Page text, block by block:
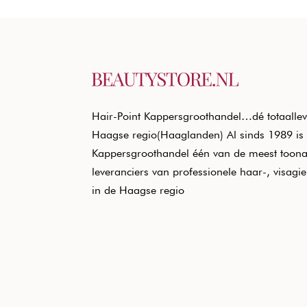
Hair-Point Kappersgroothandel…dé
Haagse regio(Haaglanden) Al sinds 1989
Kappersgroothandel één van de meest
leveranciers van professionele haar-,
in de Haagse regio